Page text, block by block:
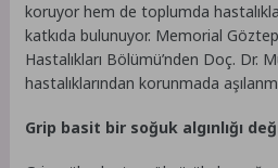
koruyor hem de toplumda
katkıda bulunuyor. Memorial
Hastalıkları Bölümü’nden Doç. Dr.
hastalıklarından korunmada
Grip basit bir soğuk algınlığı